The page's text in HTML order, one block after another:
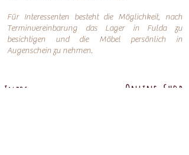
Für Interessenten besteht die Möglichkeit, nach
Terminvereinbarung das Lager in Fulda zu
besichtigen und die Möbel persönlich in
Augenschein zu nehmen.
Infos Online-Shop